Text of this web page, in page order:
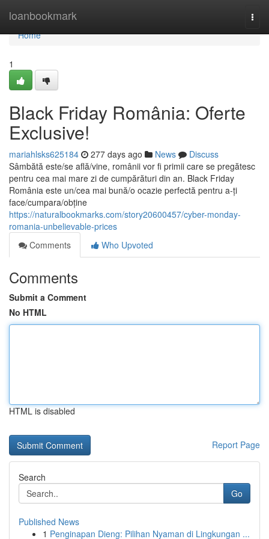
loanbookmark
Home
Home
1
Black Friday România: Oferte
Exclusive!
mariahlsks625184 277 days ago News
Discuss
Sâmbătă este/se află/vine, românii vor fi primii care se pregătesc
pentru cea mai mare zi de cumpărături din an. Black Friday
România este un/cea mai bună/o ocazie perfectă pentru a-ți
face/cumpara/obține
https://naturalbookmarks.com/story20600457/cyber-monday-
romania-unbelievable-prices
Comments
Who Upvoted
Comments
Submit a Comment
No HTML
HTML is disabled
Report Page
Search
Go
Published News
1 Penginapan Dieng: Pilihan Nyaman di Lingkungan ...